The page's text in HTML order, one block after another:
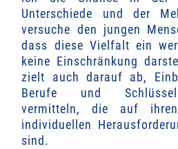
Unterschiede und der
versuche den jungen
dass diese Vielfalt ein
keine Einschränkung
zielt auch darauf ab,
Berufe und
vermitteln, die auf
individuellen
sind.